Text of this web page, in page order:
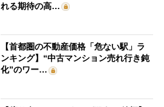
れる期待の高…
【首都圏の不動産価格「危ない駅」ラ
ンキング】“中古マンション売れ行き鈍
化”のワー…